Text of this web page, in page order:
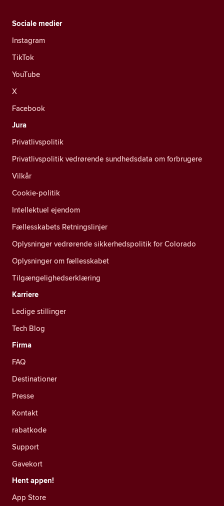
Sociale medier
Instagram
TikTok
YouTube
X
Facebook
Jura
Privatlivspolitik
Privatlivspolitik vedrørende sundhedsdata om forbrugere
Vilkår
Cookie-politik
Intellektuel ejendom
Fællesskabets Retningslinjer
Oplysninger vedrørende sikkerhedspolitik for Colorado
Oplysninger om fællesskabet
Tilgængelighedserklæring
Karriere
Ledige stillinger
Tech Blog
Firma
FAQ
Destinationer
Presse
Kontakt
rabatkode
Support
Gavekort
Hent appen!
App Store